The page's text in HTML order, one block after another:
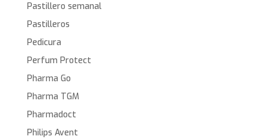
Pastillero semanal
Pastilleros
Pedicura
Perfum Protect
Pharma Go
Pharma TGM
Pharmadoct
Philips Avent